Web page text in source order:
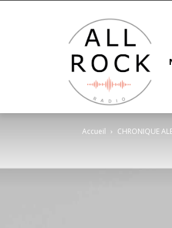
Accueil CHRONIQUE